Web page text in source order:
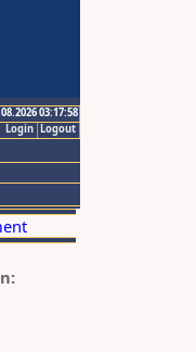
03:17:58
Logout
Login